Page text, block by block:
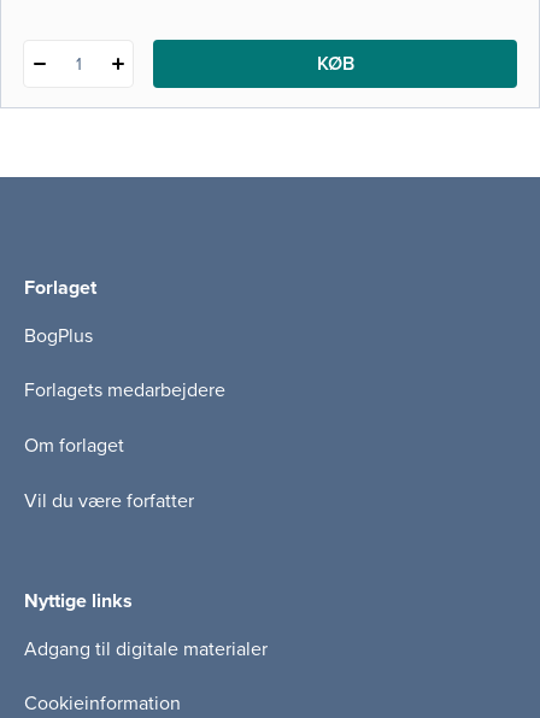
1 KØB
Forlaget
BogPlus
Forlagets medarbejdere
Om forlaget
Vil du være forfatter
Nyttige links
Adgang til digitale materialer
Cookieinformation